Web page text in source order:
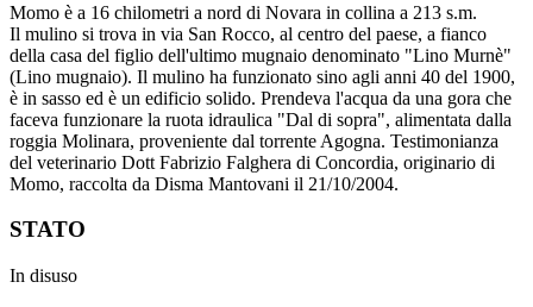
Momo è a 16 chilometri a nord di Novara in collina a 213 s.m.
Il mulino si trova in via San Rocco, al centro del paese, a fianco
della casa del figlio dell'ultimo mugnaio denominato "Lino Murnè"
(Lino mugnaio). Il mulino ha funzionato sino agli anni 40 del 1900,
è in sasso ed è un edificio solido. Prendeva l'acqua da una gora che
faceva funzionare la ruota idraulica "Dal di sopra", alimentata dalla
roggia Molinara, proveniente dal torrente Agogna. Testimonianza
del veterinario Dott Fabrizio Falghera di Concordia, originario di
Momo, raccolta da Disma Mantovani il 21/10/2004.
STATO
In disuso